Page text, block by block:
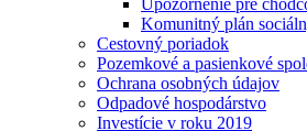
Upozornenie pre
Komunitný plán
Cestovný poriadok
Pozemkové a pasienkové
Ochrana osobných údajov
Odpadové hospodárstvo
Investície v roku 2019